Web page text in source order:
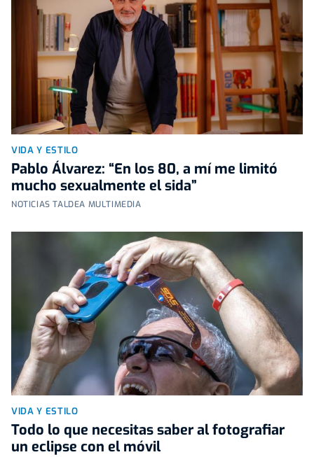
VIDA Y ESTILO
Pablo Álvarez: “En los 80, a mí me limitó
mucho sexualmente el sida”
NOTICIAS TALDEA MULTIMEDIA
VIDA Y ESTILO
Todo lo que necesitas saber al fotografiar
un eclipse con el móvil